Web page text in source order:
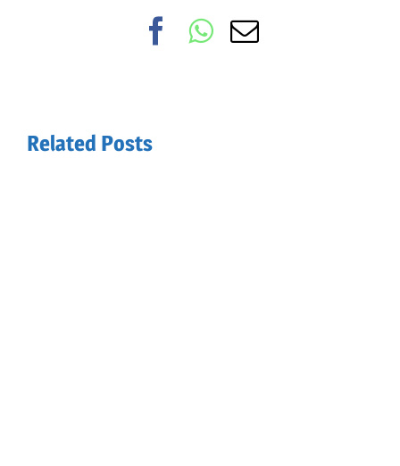
Facebook
WhatsApp
Email
Related Posts